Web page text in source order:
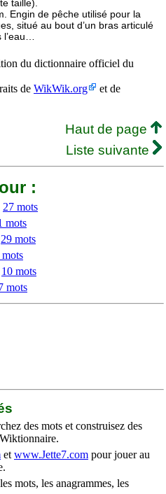
taille).
Engin de pêche utilisé pour la
situé au bout d’un bras articulé
du dictionnaire officiel du
de WikWik.org
et de
Haut de page
Liste suivante
:
27 mots
mots
29 mots
mots
10 mots
mots
des mots et construisez des
et www.Jette7.com pour jouer au
mots, les anagrammes, les